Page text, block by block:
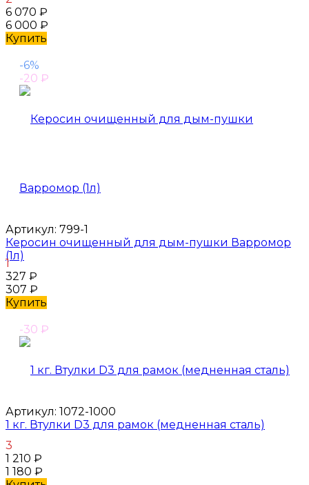
6 070 ₽
6 000 ₽
Купить
-6%
-20 ₽
Артикул: 799-1
Керосин очищенный для дым-пушки Варромор
(1л)
1
327 ₽
307 ₽
Купить
-30 ₽
Артикул: 1072-1000
1 кг. Втулки D3 для рамок (медненная сталь)
3
1 210 ₽
1 180 ₽